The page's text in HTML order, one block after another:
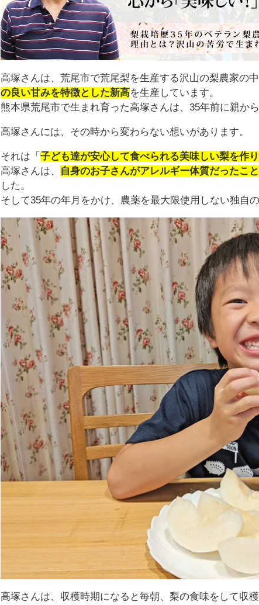
高塚さんは、荒尾市で荒尾梨を生産する沢山の梨農家の
の良い甘みを特徴とした新高を生産しています。
熊本県荒尾市で生まれ育った高塚さんは、35年前に親か
高塚さんには、その時から変わらない想いがあります。
それは「子ども達が安心して食べられる美味しい梨を作り
高塚さんは、 自身のお子さんがアレルギー体質だったこ
した。
そして35年の年月をかけ、農薬を最大限使用しない独自
高塚さんは、収穫時期になると毎朝、梨の食味をして収穫